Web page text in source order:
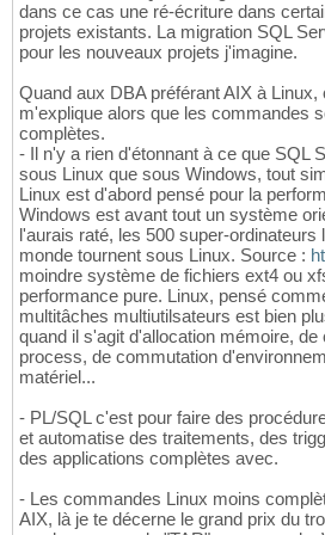
dans ce cas une ré-écriture dans
projets existants. La migration SQL
pour les nouveaux projets j'imagine.
Quand aux DBA préférant AIX à Linux,
m'explique alors que les commandes
complètes.
- Il n'y a rien d'étonnant à ce que SQL
sous Linux que sous Windows, tout
Linux est d'abord pensé pour la
Windows est avant tout un système
l'aurais raté, les 500 super-
monde tournent sous Linux. Source :
moindre système de fichiers ext4 ou
performance pure. Linux, pensé
multitâches multiutilsateurs est bien
quand il s'agit d'allocation mémoire,
process, de commutation
matériel...
- PL/SQL c'est pour faire des
et automatise des traitements, des
des applications complètes avec.
- Les commandes Linux moins
AIX, là je te décerne le grand prix du